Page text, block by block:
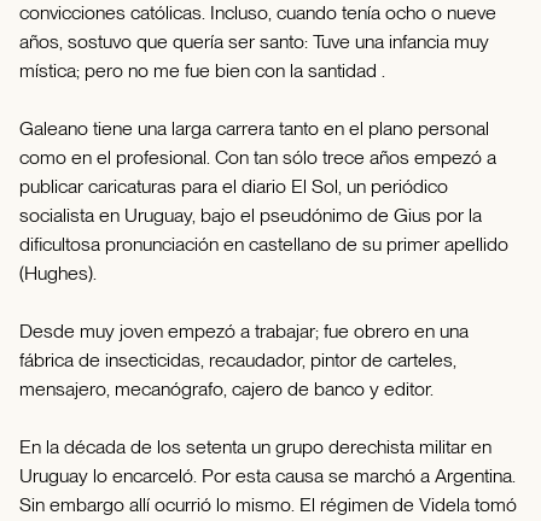
convicciones católicas. Incluso, cuando tenía ocho o nueve
años, sostuvo que quería ser santo: Tuve una infancia muy
mística; pero no me fue bien con la santidad .
Galeano tiene una larga carrera tanto en el plano personal
como en el profesional. Con tan sólo trece años empezó a
publicar caricaturas para el diario El Sol, un periódico
socialista en Uruguay, bajo el pseudónimo de Gius por la
dificultosa pronunciación en castellano de su primer apellido
(Hughes).
Desde muy joven empezó a trabajar; fue obrero en una
fábrica de insecticidas, recaudador, pintor de carteles,
mensajero, mecanógrafo, cajero de banco y editor.
En la década de los setenta un grupo derechista militar en
Uruguay lo encarceló. Por esta causa se marchó a Argentina.
Sin embargo allí ocurrió lo mismo. El régimen de Videla tomó